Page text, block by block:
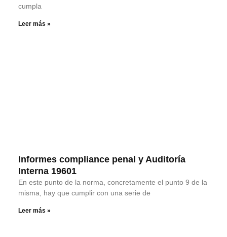
cumpla
Leer más »
Informes compliance penal y Auditoría
Interna 19601
En este punto de la norma, concretamente el punto 9 de la
misma, hay que cumplir con una serie de
Leer más »